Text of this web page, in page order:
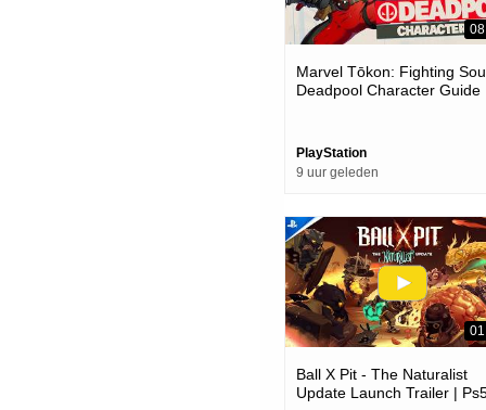
Marvel Tōkon: Fighting
Deadpool Character Guide
PlayStation
9 uur geleden
Ball X Pit - The Naturalist
Update Launch Trailer |